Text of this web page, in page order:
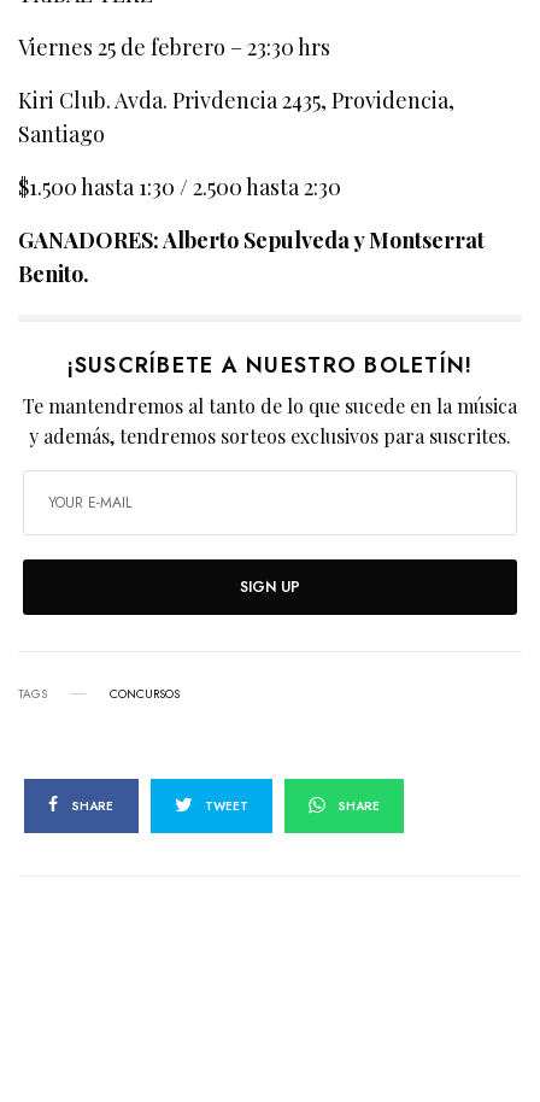
Viernes 25 de febrero – 23:30 hrs
Kiri Club. Avda. Privdencia 2435, Providencia,
Santiago
$1.500 hasta 1:30 / 2.500 hasta 2:30
GANADORES: Alberto Sepulveda y Montserrat
Benito.
¡SUSCRÍBETE A NUESTRO BOLETÍN!
Te mantendremos al tanto de lo que sucede en la música
y además, tendremos sorteos exclusivos para suscrites.
SIGN UP
TAGS CONCURSOS
SHARE TWEET SHARE